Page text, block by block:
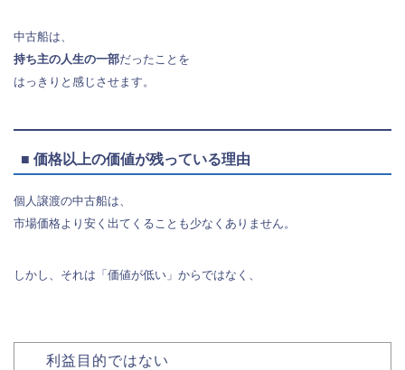
中古船は、
持ち主の人生の一部だったことを
はっきりと感じさせます。
■ 価格以上の価値が残っている理由
個人譲渡の中古船は、
市場価格より安く出てくることも少なくありません。
しかし、それは「価値が低い」からではなく、
利益目的ではない